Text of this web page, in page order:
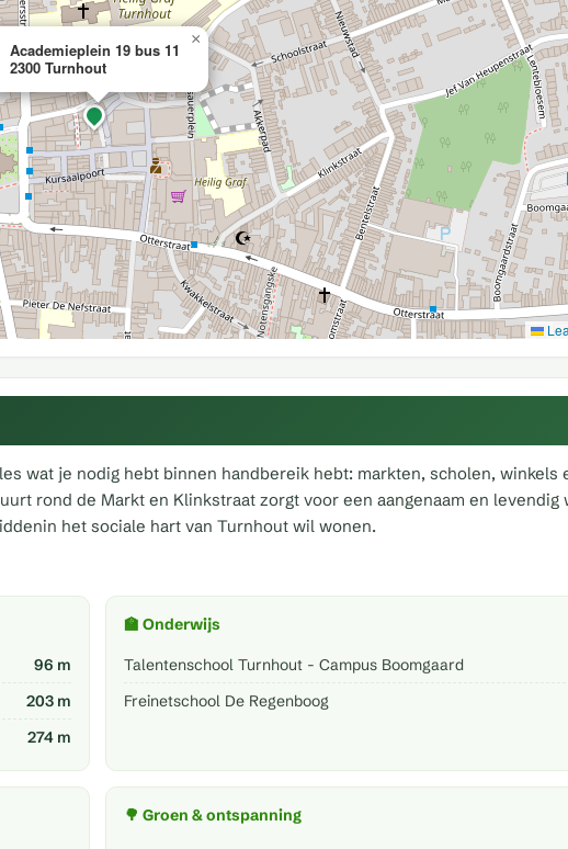
Academieplein 19 bus 11
2300 Turnhout
×
wat je nodig hebt binnen handbereik hebt: markten, scholen, winkels
rond de Markt en Klinkstraat zorgt voor een aangenaam en levendig
het sociale hart van Turnhout wil wonen.
96 m
203 m
274 m
🏫 Onderwijs
Talentenschool Turnhout - Campus Boomgaard
Freinetschool De Regenboog
🌳 Groen & ontspanning